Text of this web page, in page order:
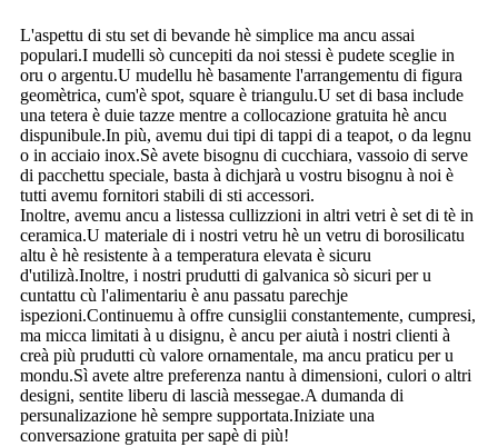
L'aspettu di stu set di bevande hè simplice ma ancu assai
populari.I mudelli sò cuncepiti da noi stessi è pudete sceglie in
oru o argentu.U mudellu hè basamente l'arrangementu di figura
geomètrica, cum'è spot, square è triangulu.U set di basa include
una tetera è duie tazze mentre a collocazione gratuita hè ancu
dispunibule.In più, avemu dui tipi di tappi di a teapot, o da legnu
o in acciaio inox.Sè avete bisognu di cucchiara, vassoio di serve
di pacchettu speciale, basta à dichjarà u vostru bisognu à noi è
tutti avemu fornitori stabili di sti accessori.
Inoltre, avemu ancu a listessa cullizzioni in altri vetri è set di tè in
ceramica.U materiale di i nostri vetru hè un vetru di borosilicatu
altu è hè resistente à a temperatura elevata è sicuru
d'utilizà.Inoltre, i nostri prudutti di galvanica sò sicuri per u
cuntattu cù l'alimentariu è anu passatu parechje
ispezioni.Continuemu à offre cunsiglii constantemente, cumpresi,
ma micca limitati à u disignu, è ancu per aiutà i nostri clienti à
creà più prudutti cù valore ornamentale, ma ancu praticu per u
mondu.Sì avete altre preferenza nantu à dimensioni, culori o altri
designi, sentite liberu di lascià messegae.A dumanda di
persunalizazione hè sempre supportata.Iniziate una
conversazione gratuita per sapè di più!